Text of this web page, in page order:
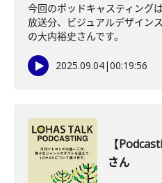
今回のポッドキャスティング
放送分、ビジュアルデザイン
の大内裕史さんです。
2025.09.04|00:19:56
【
さん